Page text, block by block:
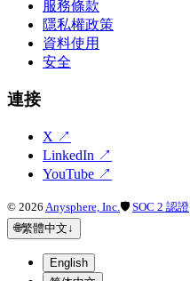
服務條款
隱私權政策
資料使用
安全
連接
X ↗
LinkedIn ↗
YouTube ↗
© 2026 Anysphere, Inc. 🛡 SOC 2 認證
🌐繁體中文↓
English